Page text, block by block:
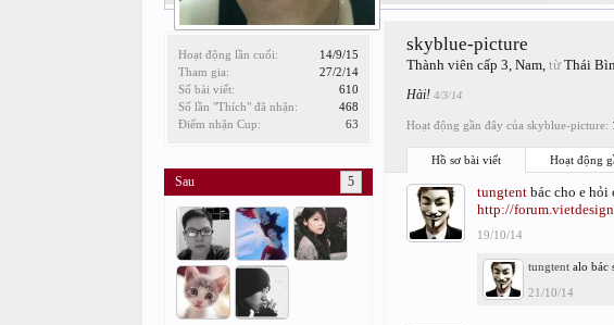
Hoạt động lần cuối:
14/9/15
Tham gia:
27/2/14
Số bài viết:
610
Số lần "Thích" đã nhận:
468
Điểm nhận Cup:
63
Sau 5
skyblue-picture
Thành viên cấp 3 , Nam, từ Thái
Hài! 4/3/14
Hoạt động gần đây của skyblue-picture:
Hồ sơ bài viết Hoạt động
tungtent bác cho e hỏi
http://
19/10/14
tungtent alo bác
21/10/14